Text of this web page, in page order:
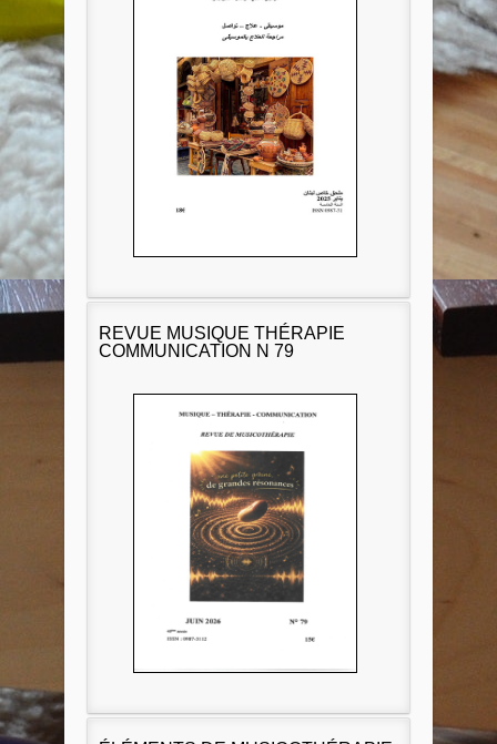
REVUE MUSIQUE THÉRAPIE
COMMUNICATION N 79